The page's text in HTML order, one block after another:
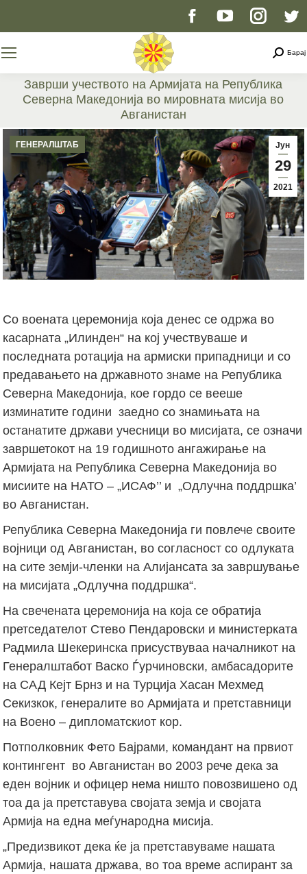
Facebook
opens
new
window
YouTube
opens
new
window
page
opens
new
window
Барај
Заврши учеството на Армијата на Република
Северна Македонија во мировната мисија во
Авганистан
You are here:
Јун
29
2021
ГЕНЕРАЛШТАБ
Со воената церемонија која денес се одржа во
касарната „Илинден“ на кој учествуваше и
последната ротација на армиски припадници и со
предавањето на државното знаме на Република
Северна Македонија, кое гордо се вееше
изминатите години заедно со знамињата на
останатите држави учесници во мисијата, се означи
завршетокот на 19 годишното ангажирање на
Армијата на Република Северна Македонија во
мисиите на НАТО – „ИСАФ’’ и „Одлучна поддршка’
во Авганистан.
Република Северна Македонија ги повлече своите
војници од Авганистан, во согласност со одлуката
на сите земји-членки на Алијансата за завршување
на мисијата „Одлучна поддршка“.
На свечената церемонија на која се обратија
претседателот Стево Пендаровски и министерката
Радмила Шекеринска присуствуваа началникот на
Генералштабот Васко Ѓурчиновски, амбасадорите
на САД Кејт Брнз и на Турција Хасан Мехмед
Секизкок, генералите во Армијата и претставници
на Воено – дипломатскиот кор.
Потполковник Фето Бајрами, командант на првиот
контингент во Авганистан во 2003 рече дека за
еден војник и офицер нема ништо повозвишено од
тоа да ја претставува својата земја и својата
Армија на една меѓународна мисија.
„Предизвикот дека ќе ја претставуваме нашата
Армија, нашата држава, во тоа време аспирант за